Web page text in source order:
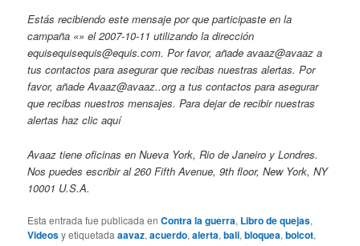
Estás recibiendo este mensaje por que participaste en la
campaña «» el 2007-10-11 utilizando la dirección
equisequisequis@equis.com. Por favor, añade avaaz@avaaz a
tus contactos para asegurar que recibas nuestras alertas. Por
favor, añade Avaaz@avaaz..org a tus contactos para asegurar
que recibas nuestros mensajes. Para dejar de recibir nuestras
alertas haz clic aquí
Avaaz tiene oficinas en Nueva York, Rio de Janeiro y Londres.
Nos puedes escribir al 260 Fifth Avenue, 9th floor, New York, NY
10001 U.S.A.
Esta entrada fue publicada enContra la guerra, Libro de quejas,
Videosy etiquetadaaavaz,acuerdo,alerta,bali,bloquea,boicot,